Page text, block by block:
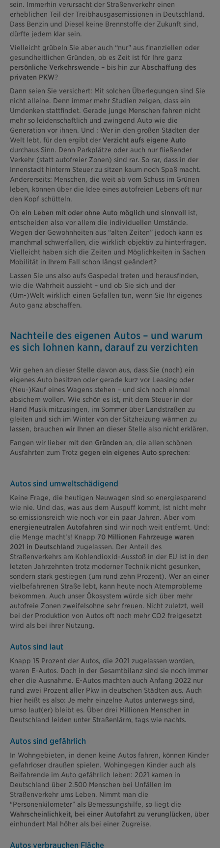
sein. Immerhin verursacht der Straßenverkehr einen
erheblichen Teil der Treibhausgasemissionen in Deutschland.
Dass Benzin und Diesel keine Brennstoffe der Zukunft sind,
dürfte jedem klar sein.
Vielleicht grübeln Sie aber auch “nur” aus finanziellen oder
gesundheitlichen Gründen, ob es Zeit ist für Ihre ganz
persönliche Verkehrswende – bis hin zur Abschaffung des
privaten PKW?
Dann seien Sie versichert: Mit solchen Überlegungen sind Sie
nicht alleine. Denn immer mehr Studien zeigen, dass ein
Umdenken stattfindet. Gerade junge Menschen fahren nicht
mehr so leidenschaftlich und zwingend Auto wie die
Generation vor ihnen. Und : Wer in den großen Städten der
Welt lebt, für den ergibt der Verzicht aufs eigene Auto
durchaus Sinn. Denn Parkplätze oder auch nur fließender
Verkehr (statt autofreier Zonen) sind rar. So rar, dass in der
Innenstadt hinterm Steuer zu sitzen kaum noch Spaß macht.
Andererseits: Menschen, die weit ab vom Schuss im Grünen
leben, können über die Idee eines autofreien Lebens oft nur
den Kopf schütteln.
Ob ein Leben mit oder ohne Auto möglich und sinnvoll ist,
entscheiden also vor allem die individuellen Umstände.
Wegen der Gewohnheiten aus “alten Zeiten” jedoch kann es
manchmal schwerfallen, die wirklich objektiv zu hinterfragen.
Vielleicht haben sich die Zeiten und Möglichkeiten in Sachen
Mobilität in Ihrem Fall schon längst geändert?
Lassen Sie uns also aufs Gaspedal treten und herausfinden,
wie die Wahrheit aussieht – und ob Sie sich und der
(Um-)Welt wirklich einen Gefallen tun, wenn Sie Ihr eigenes
Auto ganz abschaffen.
Nachteile des eigenen Autos – und warum
es sich lohnen kann, darauf zu verzichten
Wir gehen an dieser Stelle davon aus, dass Sie (noch) ein
eigenes Auto besitzen oder gerade kurz vor Leasing oder
(Neu-)Kauf eines Wagens stehen – und sich noch einmal
absichern wollen. Wie schön es ist, mit dem Steuer in der
Hand Musik mitzusingen, im Sommer über Landstraßen zu
gleiten und sich im Winter von der Sitzheizung wärmen zu
lassen, brauchen wir Ihnen an dieser Stelle also nicht erklären.
Fangen wir lieber mit den Gründen an, die allen schönen
Ausfahrten zum Trotz gegen ein eigenes Auto sprechen:
Autos sind umweltschädigend
Keine Frage, die heutigen Neuwagen sind so energiesparend
wie nie. Und das, was aus dem Auspuff kommt, ist nicht mehr
so emissionsreich wie noch vor ein paar Jahren. Aber vom
energieneutralen Autofahren sind wir noch weit entfernt. Und:
die Menge macht’s! Knapp 70 Millionen Fahrzeuge waren
2021 in Deutschland zugelassen. Der Anteil des
Straßenverkehrs am Kohlendioxid-Ausstoß in der EU ist in den
letzten Jahrzehnten trotz moderner Technik nicht gesunken,
sondern stark gestiegen (um rund zehn Prozent). Wer an einer
vielbefahrenen Straße lebt, kann heute noch Atemprobleme
bekommen. Auch unser Ökosystem würde sich über mehr
autofreie Zonen zweifelsohne sehr freuen. Nicht zuletzt, weil
bei der Produktion von Autos oft noch mehr CO2 freigesetzt
wird als bei ihrer Nutzung.
Autos sind laut
Knapp 15 Prozent der Autos, die 2021 zugelassen worden,
waren E-Autos. Doch in der Gesamtbilanz sind sie noch immer
eher die Ausnahme. E-Autos machten auch Anfang 2022 nur
rund zwei Prozent aller Pkw in deutschen Städten aus. Auch
hier heißt es also: Je mehr einzelne Autos unterwegs sind,
umso laut(er) bleibt es. Über drei Millionen Menschen in
Deutschland leiden unter Straßenlärm, tags wie nachts.
Autos sind gefährlich
In Wohngebieten, in denen keine Autos fahren, können Kinder
gefahrloser draußen spielen. Wohingegen Kinder auch als
Beifahrende im Auto gefährlich leben: 2021 kamen in
Deutschland über 2.500 Menschen bei Unfällen im
Straßenverkehr ums Leben. Nimmt man die
"Personenkilometer” als Bemessungshilfe, so liegt die
Wahrscheinlichkeit, bei einer Autofahrt zu verunglücken, über
einhundert Mal höher als bei einer Zugreise.
Autos verbrauchen Fläche